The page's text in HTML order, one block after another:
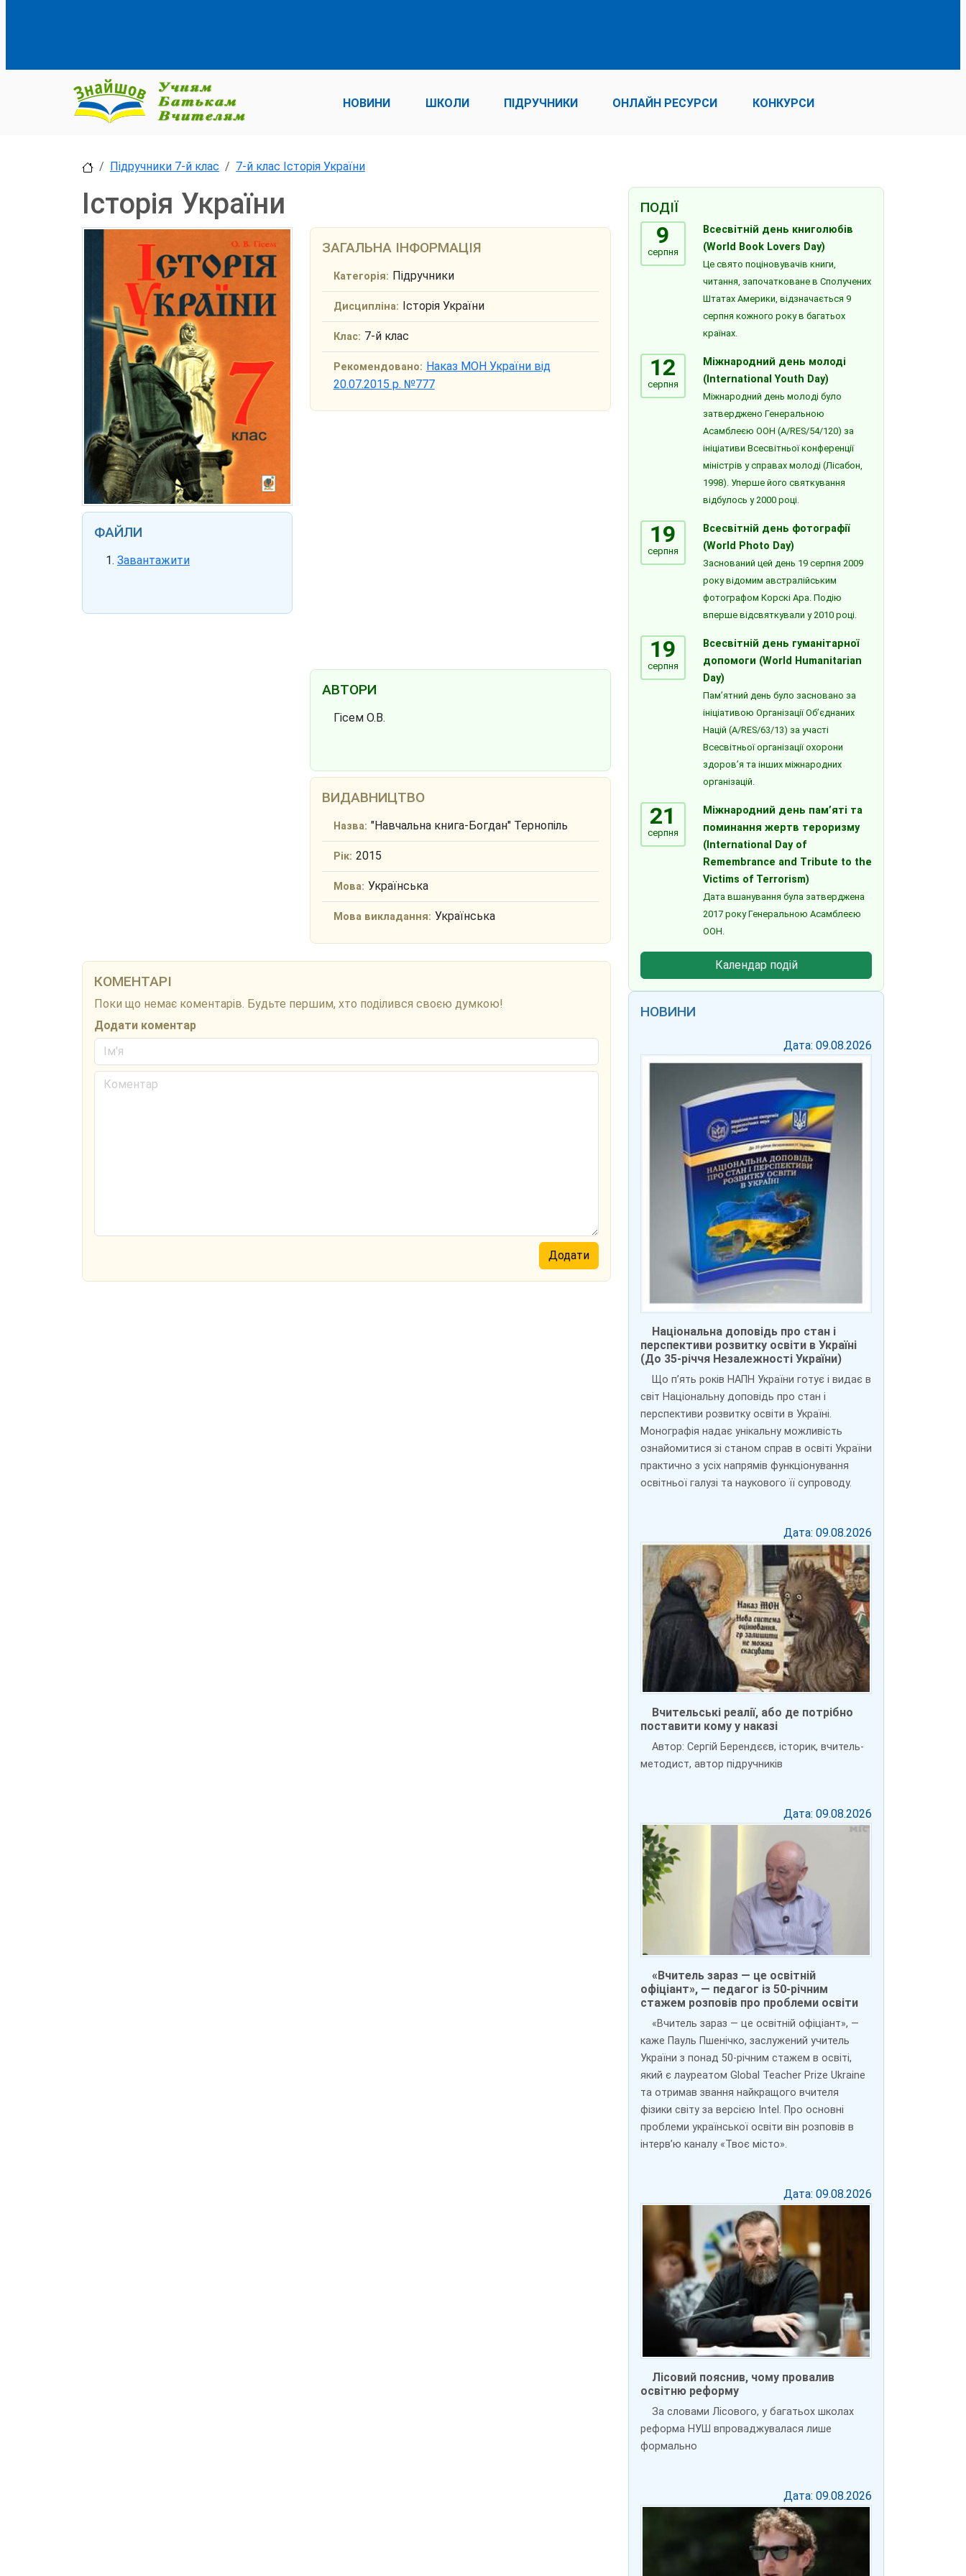
НОВИНИ ШКОЛИ ПІДРУЧНИКИ ОНЛАЙН РЕСУРСИ КОНКУРСИ
Підручники 7-й клас 7-й клас Історія України
Історія України
ФАЙЛИ
Завантажити
ЗАГАЛЬНА ІНФОРМАЦІЯ
Категорія: Підручники
Дисципліна: Історія України
Клас: 7-й клас
Рекомендовано: Наказ МОН України від
20.07.2015 р. №777
АВТОРИ
Гісем О.В.
ВИДАВНИЦТВО
Назва: "Навчальна книга-Богдан" Тернопіль
Рік: 2015
Мова: Українська
Мова викладання: Українська
КОМЕНТАРІ
Поки що немає коментарів. Будьте першим, хто поділився своєю думкою!
Додати коментар
ПОДІЇ
9
серпня
Всесвітній день книголюбів
(World Book Lovers Day)
Це свято поціновувачів книги,
читання, започатковане в Сполучених
Штатах Америки, відзначається 9
серпня кожного року в багатьох
країнах.
12
серпня
Міжнародний день молоді
(International Youth Day)
Міжнародний день молоді було
затверджено Генеральною
Асамблеєю ООН (A/RES/54/120) за
ініціативи Всесвітньої конференції
міністрів у справах молоді (Лісабон,
1998). Уперше його святкування
відбулось у 2000 році.
19
серпня
Всесвітній день фотографії
(World Photo Day)
Заснований цей день 19 серпня 2009
року відомим австралійським
фотографом Корскі Ара. Подію
вперше відсвяткували у 2010 році.
19
серпня
Всесвітній день гуманітарної
допомоги (World Humanitarian
Day)
Пам’ятний день було засновано за
ініціативою Організації Об’єднаних
Націй (A/RES/63/13) за участі
Всесвітньої організації охорони
здоров’я та інших міжнародних
організацій.
21
серпня
Міжнародний день пам’яті та
поминання жертв тероризму
(International Day of
Remembrance and Tribute to the
Victims of Terrorism)
Дата вшанування була затверджена
2017 року Генеральною Асамблеєю
ООН.
Календар подій
НОВИНИ
Дата: 09.08.2026
Національна доповідь про стан і
перспективи розвитку освіти в Україні
(До 35-річчя Незалежності України)
Що п’ять років НАПН України готує і видає в
світ Національну доповідь про стан і
перспективи розвитку освіти в Україні.
Монографія надає унікальну можливість
ознайомитися зі станом справ в освіті України
практично з усіх напрямів функціонування
освітньої галузі та наукового її супроводу.
Дата: 09.08.2026
Вчительські реалії, або де потрібно
поставити кому у наказі
Автор: Сергій Берендєєв, історик, вчитель-
методист, автор підручників
Дата: 09.08.2026
«Вчитель зараз — це освітній
офіціант», — педагог із 50-річним
стажем розповів про проблеми освіти
«Вчитель зараз — це освітній офіціант», —
каже Пауль Пшенічко, заслужений учитель
України з понад 50-річним стажем в освіті,
який є лауреатом Global Teacher Prize Ukraine
та отримав звання найкращого вчителя
фізики світу за версією Intel. Про основні
проблеми української освіти він розповів в
інтерв’ю каналу «Твоє місто».
Дата: 09.08.2026
Лісовий пояснив, чому провалив
освітню реформу
За словами Лісового, у багатьох школах
реформа НУШ впроваджувалася лише
формально
Дата: 09.08.2026